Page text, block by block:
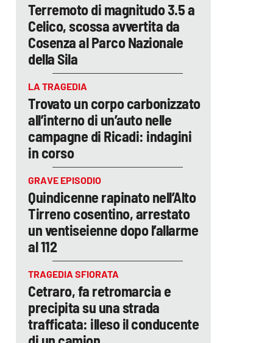
Terremoto di magnitudo 3.5 a
Celico, scossa avvertita da
Cosenza al Parco Nazionale
della Sila
LA TRAGEDIA
Trovato un corpo carbonizzato
all’interno di un’auto nelle
campagne di Ricadi: indagini
in corso
GRAVE EPISODIO
Quindicenne rapinato nell’Alto
Tirreno cosentino, arrestato
un ventiseienne dopo l’allarme
al 112
TRAGEDIA SFIORATA
Cetraro, fa retromarcia e
precipita su una strada
trafficata: illeso il conducente